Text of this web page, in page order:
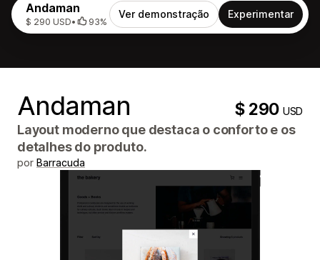
Andaman
$ 290 USD• 93%
Ver demonstração Experimentar
Andaman $ 290USD
Layout moderno que destaca o conforto e os
detalhes do produto.
por Barracuda